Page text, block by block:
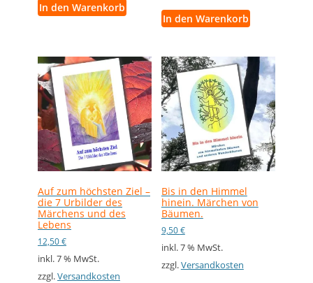
In den Warenkorb
In den Warenkorb
Auf zum höchsten Ziel –
die 7 Urbilder des
Märchens und des
Lebens
12,50€
inkl. 7 % MwSt.
zzgl.Versandkosten
Bis in den Himmel
hinein. Märchen von
Bäumen.
9,50€
inkl. 7 % MwSt.
zzgl.Versandkosten